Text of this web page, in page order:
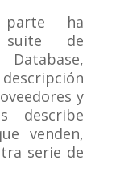
ha
de
y
describe
venden,
serie de